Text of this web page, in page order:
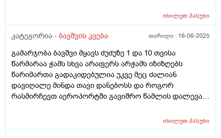
ხმები და ბოლომდე არ ჭამდა, პედიატრმა დაუნიშნა
ერთი დღე მხოლოდ ერთხელ დღეში და დაიწყო ჭამა,
ათი დღის მერე ისევ ისე დაიწყო, დავალევინე კიდევ
და ჭამს ხუთი დღეა გასული, სულ ორჯერ მივეცი
ქვამატელი და ანოტაციაში წავიკითხე რომ
ჩვილებისთვის არ წერია, ძალიან შემეშინდა,
საყურადღებო ხომ არ არის? პედიატრი მარწმუნებს
რომ ვენდო უსაფრთხოა. თქვენ რას მეტყვით?
იხილეთპასუხი
კატეგორია - ბავშვის კვება თარიღი : 16-06-2025
გამარჯობა ბავშვი მყავს ძუძუზე 1 და 10 თვისა
წარმარაა ჭამს სხვა არაფერს არჭამს იზიზღებს
წარიმართა გადაკიდებულია უკვე მეც ძალიან
დავიღალე მინდა თავი დანებოსს და როგორ
რასმირჩევთ აეროპორტში გავიშრო წამლის დალევას
იხილეთპასუხი